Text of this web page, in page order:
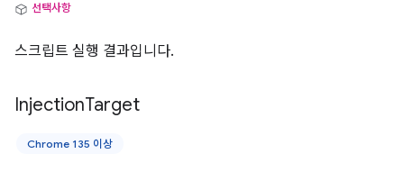
선택사항
스크립트 실행 결과입니다.
InjectionTarget
Chrome 135 이상